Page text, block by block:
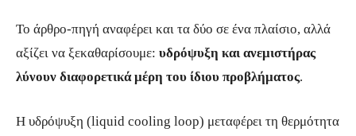
Το άρθρο-πηγή αναφέρει και τα δύο σε ένα πλαίσιο, αλλά
αξίζει να ξεκαθαρίσουμε: υδρόψυξη και ανεμιστήρας
λύνουν διαφορετικά μέρη του ίδιου προβλήματος.
Η υδρόψυξη (liquid cooling loop) μεταφέρει τη θερμότητα